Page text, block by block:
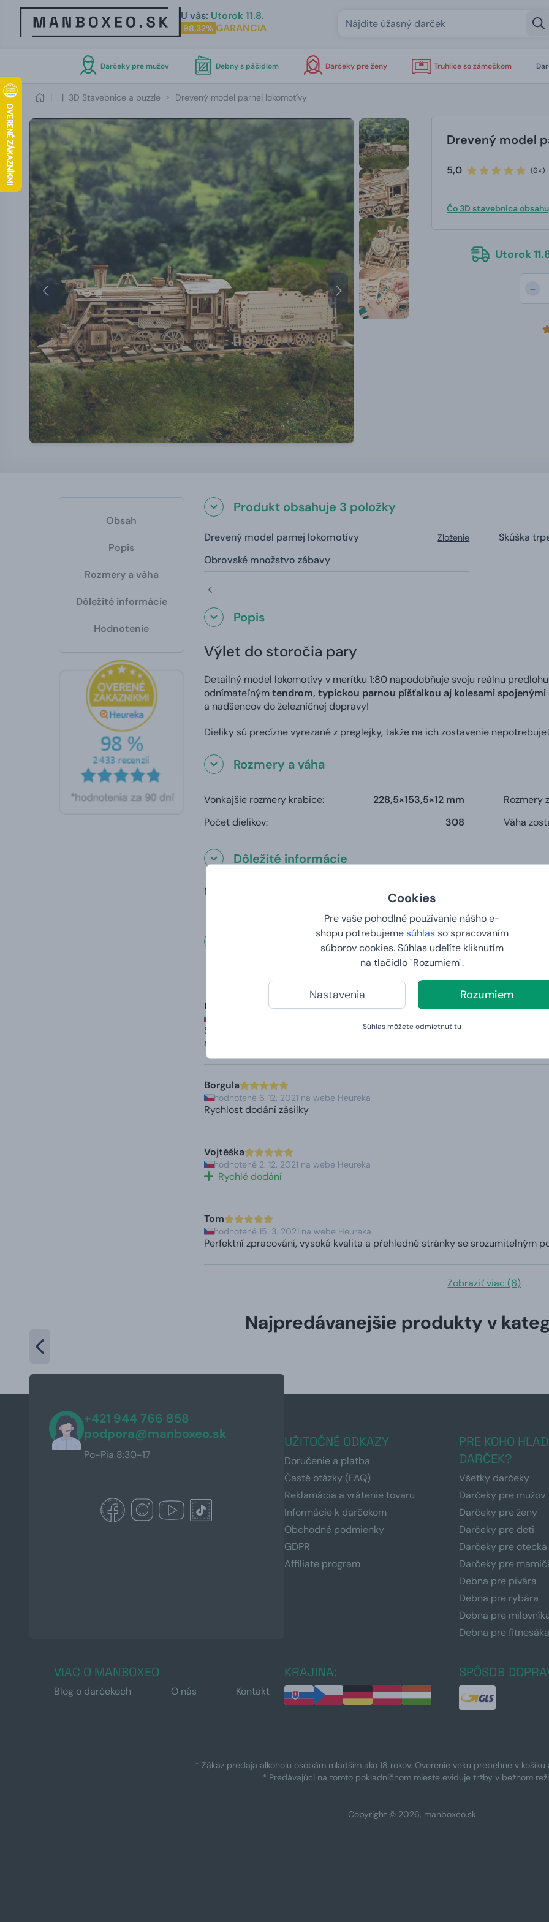
Cookies
Pre vaše pohodlné používanie nášho e-
shopu potrebujemesúhlasso spracovaním
súborov cookies. Súhlas udelíte kliknutím
na tlačidlo "Rozumiem".
Nastavenia Rozumiem
Súhlas môžete odmietnuťtu
U vás: Utorok 11.8.
98,32% GARANCIA
Darčeky pre mužov Debny s páčidlom Darčeky pre ženy Truhlice so zámočkom
| | 3D Stavebnice a puzzle Drevený model parnej lokomotívy
Drevený model
5,0 (6×)
Čo 3D stavebnica
Utorok
-
Obsah
Popis
Rozmery a váha
Dôležité informácie
Hodnotenie
Produkt obsahuje 3 položky
Drevený model parnej lokomotívy Zloženie
Skúška
Obrovské množstvo zábavy
Popis
Výlet do storočia pary
Detailný model lokomotívy v merítku 1:80 napodobňuje svoju reálnu
odnímateľnýmtendrom, typickou parnou píšťalkou aj kolesami
a nadšencov do železničnej dopravy!
Dieliky sú precízne vyrezané z preglejky, takže na ich zostavenie
Rozmery a váha
Vonkajšie rozmery krabice: 228,5×153,5×12 mm Rozmery
Počet dielikov:
308 Váha
Dôležité informácie
Model parnej lokomotívy z 60. rokov 19. storočia s množstvom detailov je
Čo hovoria naši zákazníci?
Mária
Super komunikácia, rýchle dodanie, perfektný prístup veľký výber možnosti
alebo meniny
Borgula
hodnotené 6. 12. 2021 na webe Heureka
Rychlost dodání zásilky
Vojtěška
hodnotené 2. 12. 2021 na webe Heureka
Rychlé dodání
Tom
hodnotené 15. 3. 2021 na webe Heureka
Perfektní zpracování, vysoká kvalita a přehledné stránky se srozumitelným
Zobraziť viac (6)
Najpredávanejšie produkty v
+421 944 766 858
podpora@manboxeo.sk
Po-Pia 8:30-17
UŽITOČNÉ ODKAZY
Doručenie a platba
Časté otázky (FAQ)
Reklamácia a vrátenie tovaru
Informácie k darčekom
Obchodné podmienky
GDPR
Affiliate program
PRE KOHO
DARČEK?
Všetky darčeky
Darčeky pre mužov
Darčeky pre ženy
Darčeky pre deti
Darčeky pre otecka
Darčeky pre
Debna pre pivára
Debna pre rybára
Debna pre
Debna pre fitnesáka
VIAC O MANBOXEO
Blog o darčekoch O nás Kontakt
KRAJINA: SPÔSOB
* Zákaz predaja alkoholu osobám mladším ako 18 rokov. Overenie veku prebehne v
* Predávajúci na tomto pokladničnom mieste eviduje tržby v bežnom
Copyright © 2026, manboxeo.sk